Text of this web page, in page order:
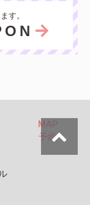
す。
MAP
予約